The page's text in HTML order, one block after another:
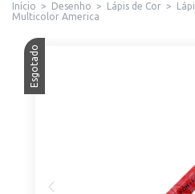
Início > Desenho > Lápis de Cor >
Multicolor America
Esgotado